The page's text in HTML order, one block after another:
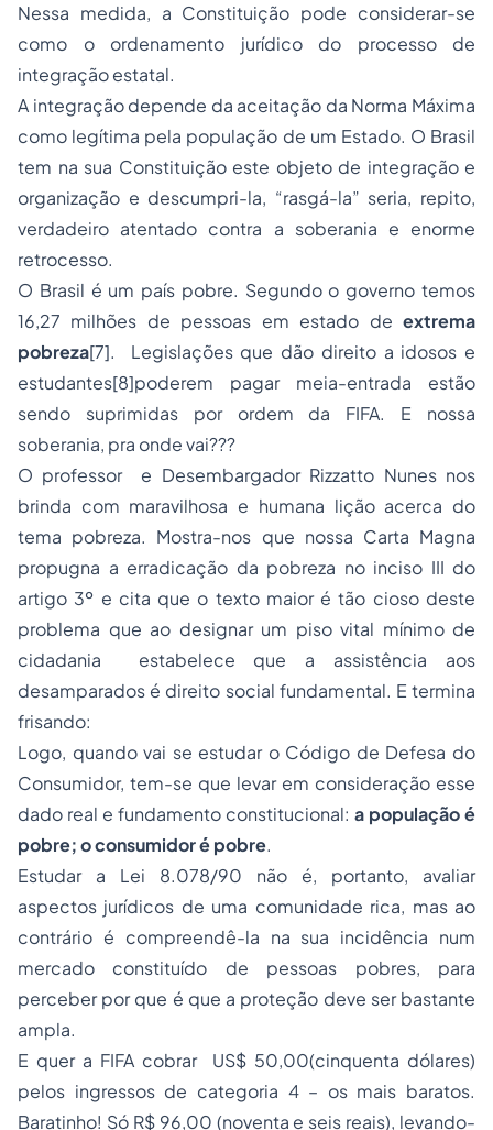
Nessa medida, a Constituição pode considerar-se
como o ordenamento jurídico do processo de
integração estatal.
A integração depende da aceitação da Norma Máxima
como legítima pela população de um Estado. O Brasil
tem na sua Constituição este objeto de integração e
organização e descumpri-la, “rasgá-la” seria, repito,
verdadeiro atentado contra a soberania e enorme
retrocesso.
O Brasil é um país pobre. Segundo o governo temos
16,27 milhões de pessoas em estado de extrema
pobreza[7]. Legislações que dão direito a idosos e
estudantes[8]poderem pagar meia-entrada estão
sendo suprimidas por ordem da FIFA. E nossa
soberania, pra onde vai???
O professor e Desembargador Rizzatto Nunes nos
brinda com maravilhosa e humana lição acerca do
tema pobreza. Mostra-nos que nossa Carta Magna
propugna a erradicação da pobreza no inciso III do
artigo 3º e cita que o texto maior é tão cioso deste
problema que ao designar um piso vital mínimo de
cidadania estabelece que a assistência aos
desamparados é direito social fundamental. E termina
frisando:
Logo, quando vai se estudar o Código de Defesa do
Consumidor, tem-se que levar em consideração esse
dado real e fundamento constitucional: a população é
pobre; o consumidor é pobre.
Estudar a Lei 8.078/90 não é, portanto, avaliar
aspectos jurídicos de uma comunidade rica, mas ao
contrário é compreendê-la na sua incidência num
mercado constituído de pessoas pobres, para
perceber por que é que a proteção deve ser bastante
ampla.
E quer a FIFA cobrar US$ 50,00(cinquenta dólares)
pelos ingressos de categoria 4 – os mais baratos.
Baratinho! Só R$ 96,00 (noventa e seis reais), levando-